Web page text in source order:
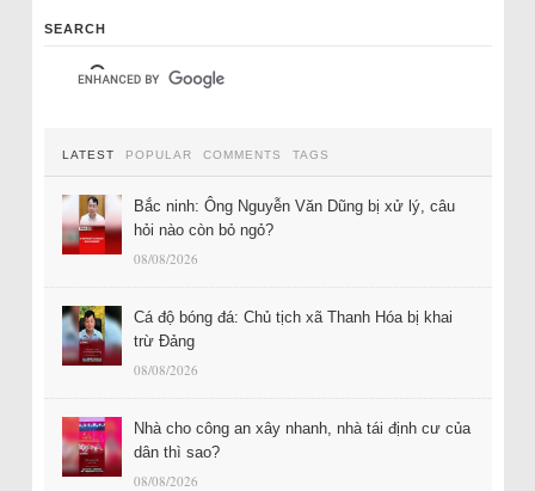
SEARCH
LATEST POPULAR COMMENTS TAGS
Bắc ninh: Ông Nguyễn Văn Dũng bị xử lý, câu
hỏi nào còn bỏ ngỏ?
08/08/2026
Cá độ bóng đá: Chủ tịch xã Thanh Hóa bị khai
trừ Đảng
08/08/2026
Nhà cho công an xây nhanh, nhà tái định cư của
dân thì sao?
08/08/2026